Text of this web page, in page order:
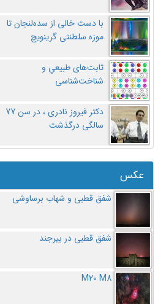
با دست خالی از سده‌لنجان تا
موزه سلطنتی گرینویچ
ثابت‌های طبیعیِ و
شناخت‌شناسی
دکتر فیروز نادری ، در سن 77
سالگی درگذشت
عکس
شفق قطبی و شهاب برساوشی
شفق قطبی در بیرجند
M20 M8